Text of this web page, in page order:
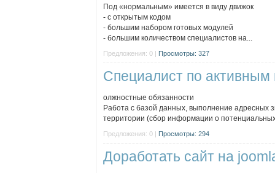
Под «нормальным» имеется в виду движок
- с открытым кодом
- большим набором готовых модулей
- большим количеством специалистов на...
Предложения: 0 | Просмотры: 327
Специалист по
олжностные обязанности
Работа с базой данных, выполнение адресных
территории (сбор информации о потенциальных
Предложения: 0 | Просмотры: 294
Доработать сайт на